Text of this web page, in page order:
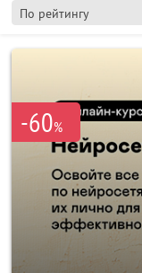
По рейтингу
-60%